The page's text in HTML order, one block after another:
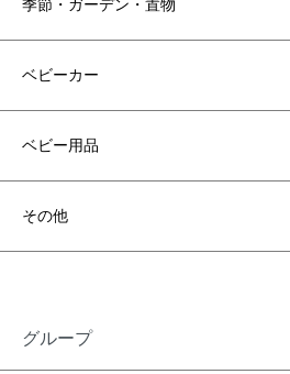
季節・ガーデン・置物
ベビーカー
ベビー用品
その他
グループ